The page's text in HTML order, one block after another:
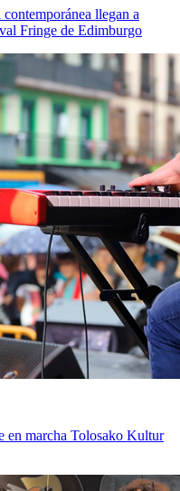
contemporánea llegan a
Fringe de Edimburgo
en marcha Tolosako Kultur